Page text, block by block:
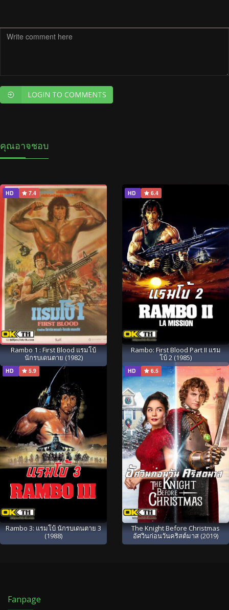
LOGIN TO COMMENTS
คุณอาจชอบ
HD 7.4
Rambo 1 : First Blood แรมโบ้
นักรบเดนตาย (1982)
HD 6.4
Rambo: First Blood Part II แรม
โบ้ 2 (1985)
HD 5.9
Rambo 3: แรมโบ้ นักรบเดนตาย 3
(1988)
HD 6.5
The Knight Before Christmas
อัศวินก่อนวันคริสต์มาส (2019)
Fanpage